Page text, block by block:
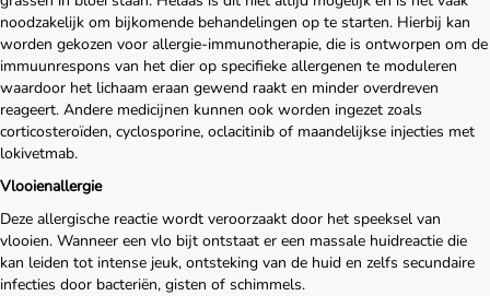
Home
Over ons
Diensten
noodzakelijk om bijkomende behandelingen op te starten. Hierbij kan
worden gekozen voor allergie-immunotherapie, die is ontworpen om de
immuunrespons van het dier op specifieke allergenen te moduleren
waardoor het lichaam eraan gewend raakt en minder overdreven
reageert. Andere medicijnen kunnen ook worden ingezet zoals
corticosteroïden, cyclosporine, oclacitinib of maandelijkse injecties met
lokivetmab.
Vlooienallergie
Deze allergische reactie wordt veroorzaakt door het speeksel van
vlooien. Wanneer een vlo bijt ontstaat er een massale huidreactie die
kan leiden tot intense jeuk, ontsteking van de huid en zelfs secundaire
infecties door bacteriën, gisten of schimmels.